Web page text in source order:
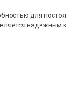
для